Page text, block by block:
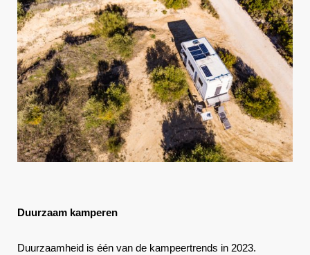
Duurzaam kamperen
Duurzaamheid is één van de kampeertrends in 2023.